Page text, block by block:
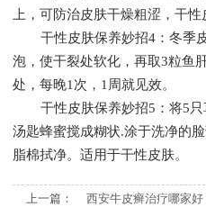
上，可防治皮肤干燥粗涩，干性
干性皮肤保养妙招4：冬季
泡，使干裂处软化，再取3粒鱼
处，每晚1次，1周就见效。
干性皮肤保养妙招5：将5
汤匙蜂蜜搅成糊状.涂于洗净的
脂棉拭净。适用于干性皮肤。
上一篇：
西安牛皮癣治疗哪家